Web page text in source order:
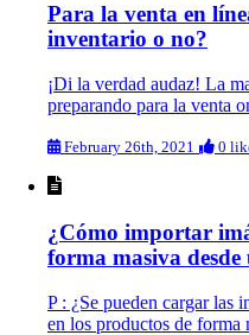
Para la venta en
inventario o no?
¡Di la verdad audaz! La
preparando para la venta
February 26th, 2021 0
¿Cómo importar
forma masiva desde
P : ¿Se pueden cargar las
en los productos de